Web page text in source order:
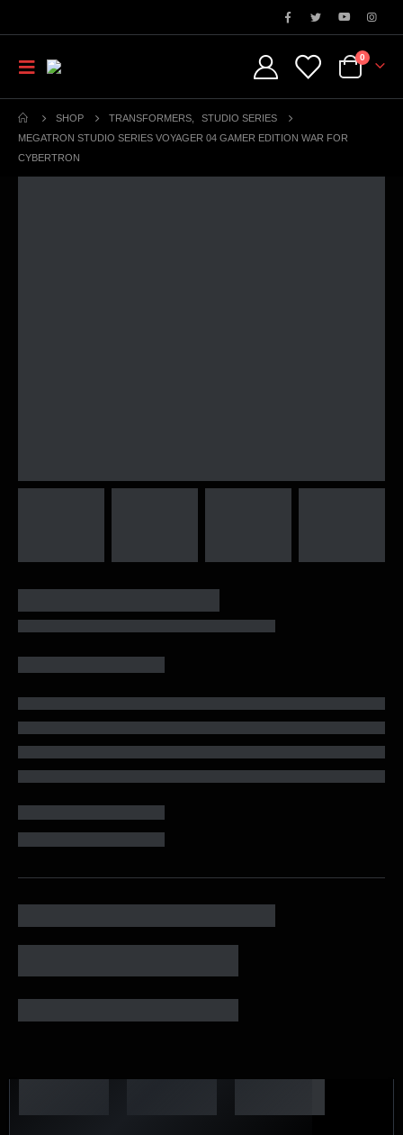
0
SHOP TRANSFORMERS
STUDIO SERIES
MEGATRON STUDIO SERIES VOYAGER 04 GAMER EDITION WAR FOR
CYBERTRON